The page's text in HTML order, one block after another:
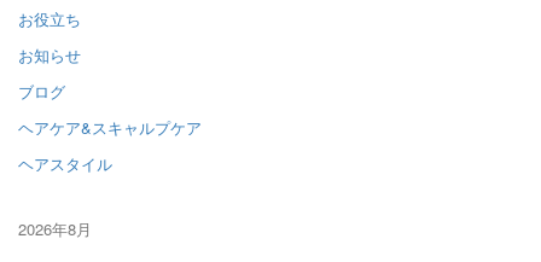
お役立ち
お知らせ
ブログ
ヘアケア&スキャルプケア
ヘアスタイル
2026年8月